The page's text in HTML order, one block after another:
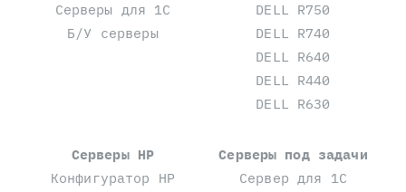
Серверы для 1С
Б/У серверы
DELL R750
DELL R740
DELL R640
DELL R440
DELL R630
Серверы HP
Конфигуратор HP
Серверы под задачи
Сервер для 1С